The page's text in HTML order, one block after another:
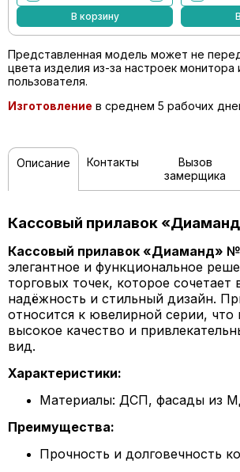
В корзину
Представленная модель может не
цвета изделия из-за настроек монитора
пользователя.
Изготовление в среднем 5 рабочих
Описание Контакты
Вызов
замерщика
Кассовый прилавок
Кассовый прилавок «Диаманд»
элегантное и функциональное
торговых точек, которое сочетает
надёжность и стильный дизайн.
относится к ювелирной серии, что
высокое качество и
вид.
Характеристики:
Материалы: ДСП, фасады из
Преимущества:
Прочность и долговечность